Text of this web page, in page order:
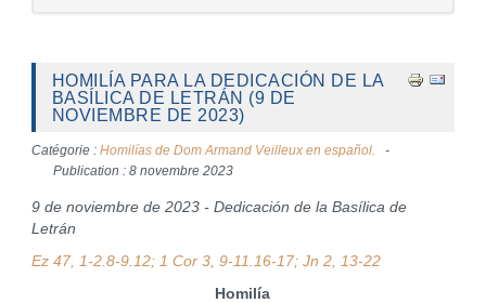
HOMILÍA PARA LA DEDICACIÓN DE LA
BASÍLICA DE LETRÁN (9 DE
NOVIEMBRE DE 2023)
Catégorie : Homilías de Dom Armand Veilleux en español.
Publication : 8 novembre 2023
9 de noviembre de 2023 - Dedicación de la Basílica de
Letrán
Ez 47, 1-2.8-9.12; 1 Cor 3, 9-11.16-17; Jn 2, 13-22
Homilía